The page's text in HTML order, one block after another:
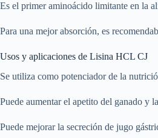
Es el primer aminoácido limitante en la
Para una mejor absorción, es
Usos y aplicaciones de Lisina HCL CJ
Se utiliza como potenciador de la
Puede aumentar el apetito del ganado y
Puede mejorar la secreción de jugo